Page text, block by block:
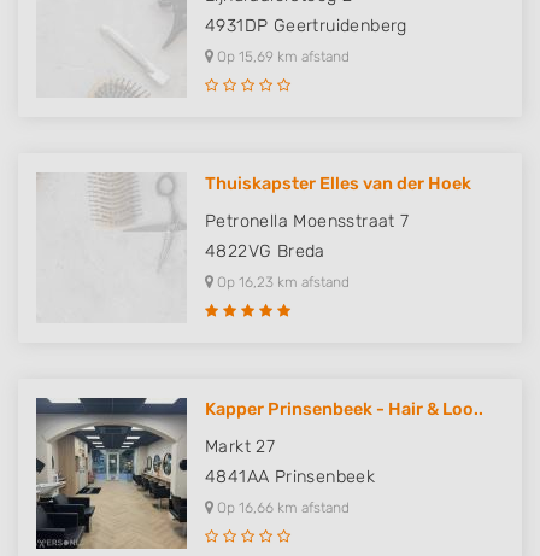
4931DP Geertruidenberg
Op 15,69 km afstand
Thuiskapster Elles van der Hoek
Petronella Moensstraat 7
4822VG Breda
Op 16,23 km afstand
Kapper Prinsenbeek - Hair & Loo..
Markt 27
4841AA Prinsenbeek
Op 16,66 km afstand